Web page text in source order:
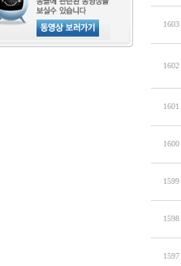
1603
1602
1601
1600
1599
1598
1597